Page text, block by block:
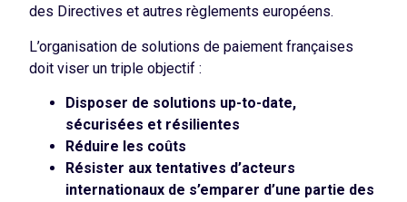
des Directives et autres règlements européens.
L’organisation de solutions de paiement françaises
doit viser un triple objectif :
Disposer de solutions up-to-date,
sécurisées et résilientes
Réduire les coûts
Résister aux tentatives d’acteurs
internationaux de s’emparer d’une partie des